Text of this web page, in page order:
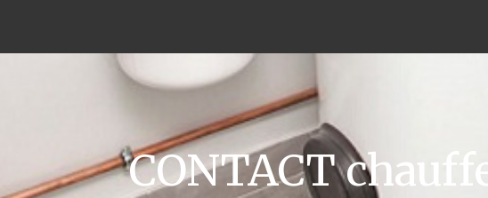
CONTACT